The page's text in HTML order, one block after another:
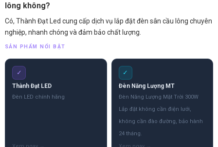
lông không?
Có, Thành Đạt Led cung cấp dịch vụ lắp đặt đèn sân cầu lông chuyên
nghiệp, nhanh chóng và đảm bảo chất lượng.
SẢN PHẨM NỔI BẬT
✓
Thành Đạt LED
Đèn LED chính hãng
✓
Đèn Năng Lượng MT
Đèn Năng Lượng Mặt Trời 300W
Lắp đặt không cần điện lưới,
không cần đào đường, bảo hành
24 tháng.